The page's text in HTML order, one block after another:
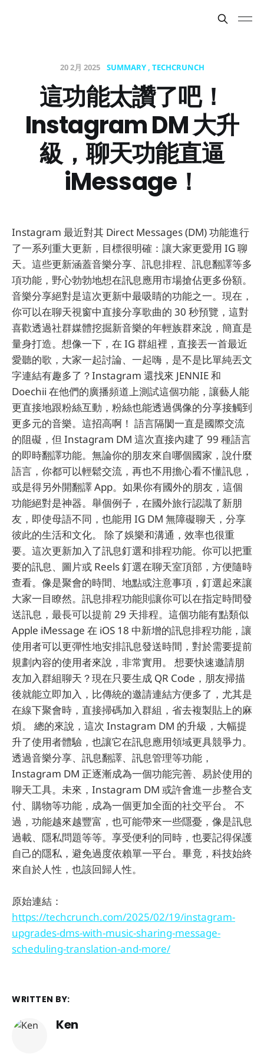
20 2月 2025 SUMMARY TECHCRUNCH
這功能太讚了吧！
Instagram DM 大升
級，聊天功能直逼
iMessage！
Instagram 最近對其 Direct Messages (DM) 功能進行
了一系列重大更新，目標很明確：讓大家更愛用 IG 聊
天。這些更新涵蓋音樂分享、訊息排程、訊息翻譯等多
項功能，野心勃勃地想在訊息應用市場搶佔更多份額。
音樂分享絕對是這次更新中最吸睛的功能之一。現在，
你可以在聊天視窗中直接分享歌曲的 30 秒預覽，這對
喜歡透過社群媒體挖掘新音樂的年輕族群來說，簡直是
量身打造。想像一下，在 IG 群組裡，直接丟一首最近
愛聽的歌，大家一起討論、一起嗨，是不是比單純丟文
字連結有趣多了？Instagram 還找來 JENNIE 和
Doechii 在他們的廣播頻道上測試這個功能，讓藝人能
更直接地跟粉絲互動，粉絲也能透過偶像的分享接觸到
更多元的音樂。這招高啊！ 語言隔閡一直是國際交流
的阻礙，但 Instagram DM 這次直接內建了 99 種語言
的即時翻譯功能。無論你的朋友來自哪個國家，說什麼
語言，你都可以輕鬆交流，再也不用擔心看不懂訊息，
或是得另外開翻譯 App。如果你有國外的朋友，這個
功能絕對是神器。舉個例子，在國外旅行認識了新朋
友，即使母語不同，也能用 IG DM 無障礙聊天，分享
彼此的生活和文化。 除了娛樂和溝通，效率也很重
要。這次更新加入了訊息釘選和排程功能。你可以把重
要的訊息、圖片或 Reels 釘選在聊天室頂部，方便隨時
查看。像是聚會的時間、地點或注意事項，釘選起來讓
大家一目瞭然。訊息排程功能則讓你可以在指定時間發
送訊息，最長可以提前 29 天排程。這個功能有點類似
Apple iMessage 在 iOS 18 中新增的訊息排程功能，讓
使用者可以更彈性地安排訊息發送時間，對於需要提前
規劃內容的使用者來說，非常實用。 想要快速邀請朋
友加入群組聊天？現在只要生成 QR Code，朋友掃描
後就能立即加入，比傳統的邀請連結方便多了，尤其是
在線下聚會時，直接掃碼加入群組，省去複製貼上的麻
煩。 總的來說，這次 Instagram DM 的升級，大幅提
升了使用者體驗，也讓它在訊息應用領域更具競爭力。
透過音樂分享、訊息翻譯、訊息管理等功能，
Instagram DM 正逐漸成為一個功能完善、易於使用的
聊天工具。未來，Instagram DM 或許會進一步整合支
付、購物等功能，成為一個更加全面的社交平台。 不
過，功能越來越豐富，也可能帶來一些隱憂，像是訊息
過載、隱私問題等等。享受便利的同時，也要記得保護
自己的隱私，避免過度依賴單一平台。畢竟，科技始終
來自於人性，也該回歸人性。
原始連結：
https://techcrunch.com/2025/02/19/instagram-
upgrades-dms-with-music-sharing-message-
scheduling-translation-and-more/
WRITTEN BY:
Ken